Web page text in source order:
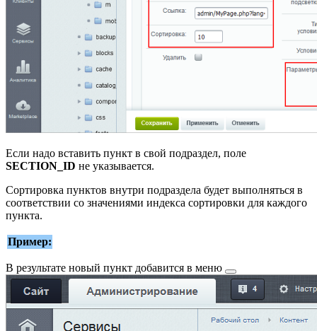
Если надо вставить пункт в свой подраздел, поле
SECTION_ID не указывается.
Сортировка пунктов внутри подраздела будет выполняться в
соответствии со значениями индекса сортировки для каждого
пункта.
Пример:
В результате новый пункт добавится в меню